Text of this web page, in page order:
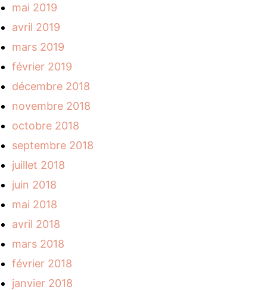
mai 2019
avril 2019
mars 2019
février 2019
décembre 2018
novembre 2018
octobre 2018
septembre 2018
juillet 2018
juin 2018
mai 2018
avril 2018
mars 2018
février 2018
janvier 2018